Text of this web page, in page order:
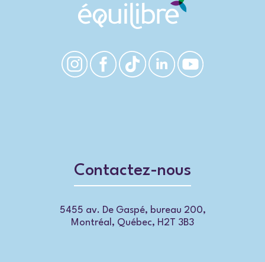
Contactez-nous
5455 av. De Gaspé, bureau 200,
Montréal, Québec, H2T 3B3